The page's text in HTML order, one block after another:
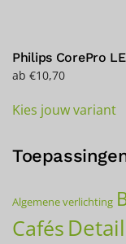
Philips CorePro
ab €10,70
Kies jouw variant
Algemene verlichting
Cafés